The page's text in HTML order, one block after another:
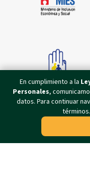
En cumplimiento a la
Personales,
datos. Para continuar
términos.